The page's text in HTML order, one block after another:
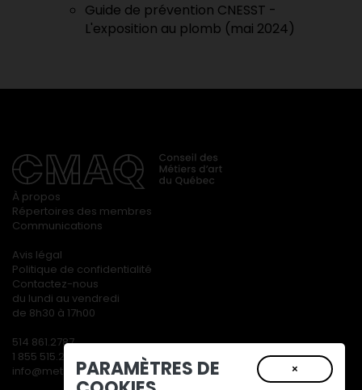
Guide de prévention CNESST -
L'exposition au plomb (mai 2024)
À propos
Répertoires des membres
Communications
Avis légal
Politique de confidentialité
Contactez-nous
du lundi au vendredi
de 8h30 à 17h00
514 861.2787
1 855 515.2787
info@metiersdart.ca
×
PARAMÈTRES DE